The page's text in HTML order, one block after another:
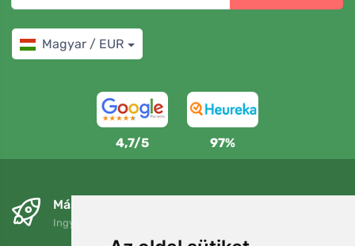
Magyar / EUR
4,7/5 97%
Másnapra és ingyenesen
Ingyenes szállítás a következő összeg felett: 80 EUR